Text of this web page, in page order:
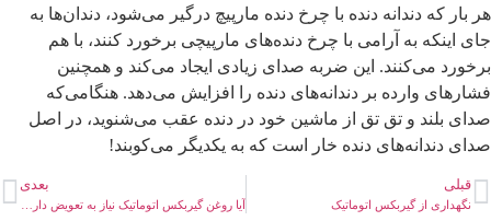
بار که دندانه دنده با چرخ دنده مارپیچ درگیر می‌شود، دندان‌ها به
اینکه به آرامی‌ با چرخ دنده‌های مارپیچی برخورد کنند، با هم
می‌کنند. این ضربه صدای زیادی ایجاد می‌کند و همچنین
وارده بر دندانه‌های دنده را افزایش می‌دهد. هنگامی‌که
بلند و تق تق از ماشین خود در دنده عقب می‌شنوید، در اصل
دندانه‌های دنده خار است که به یکدیگر می‌کوبند!
قبلی
نگهداری از گیربکس اتوماتیک
بعدی
آیا روغن گیربکس اتوماتیک نیاز به تعویض دارد ؟